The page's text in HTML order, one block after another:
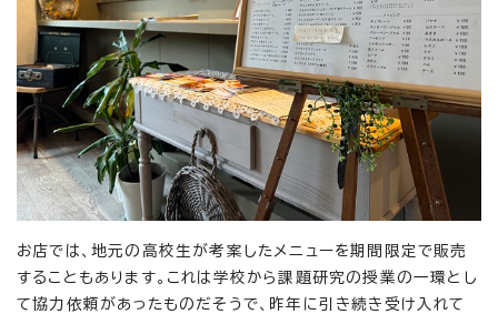
お店では、地元の高校生が考案したメニューを期間限定で販売
することもあります。これは学校から課題研究の授業の一環とし
て協力依頼があったものだそうで、昨年に引き続き受け入れて